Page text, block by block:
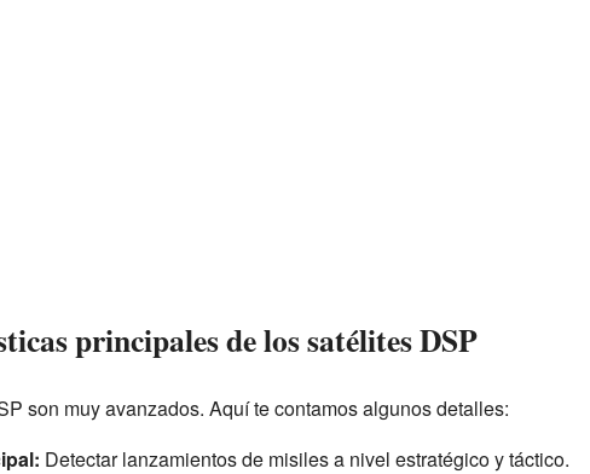
principales de los satélites DSP
son muy avanzados. Aquí te contamos algunos detalles:
Detectar lanzamientos de misiles a nivel estratégico y táctico.